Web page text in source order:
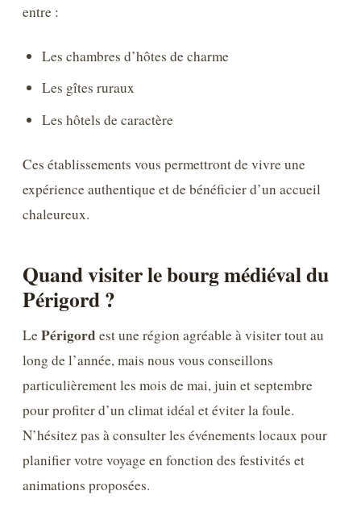
entre :
Les chambres d’hôtes de charme
Les gîtes ruraux
Les hôtels de caractère
Ces établissements vous permettront de vivre une
expérience authentique et de bénéficier d’un accueil
chaleureux.
Quand visiter le bourg médiéval du
Périgord ?
Le Périgord est une région agréable à visiter tout au
long de l’année, mais nous vous conseillons
particulièrement les mois de mai, juin et septembre
pour profiter d’un climat idéal et éviter la foule.
N’hésitez pas à consulter les événements locaux pour
planifier votre voyage en fonction des festivités et
animations proposées.